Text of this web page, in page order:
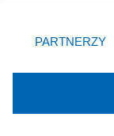
zmienić/
znajdujący się
rodzaje
użytkownika,
PARTNERZY